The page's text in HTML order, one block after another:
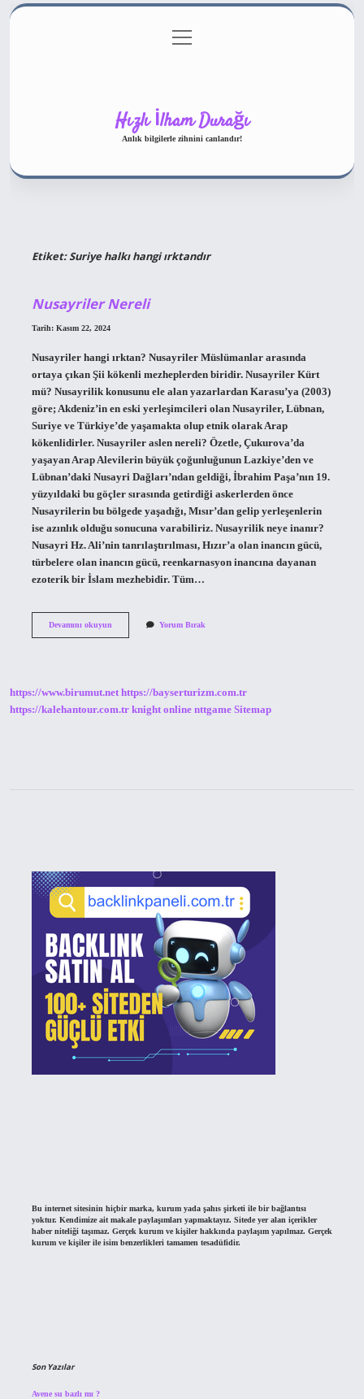
Gizlilik Politikası
menüyü
aç
Hızlı İlham Durağı
Anlık bilgilerle zihnini canlandır!
Etiket:Suriye halkı hangi ırktandır
Nusayriler Nereli
Tarih: Kasım 22, 2024
Nusayriler hangi ırktan? Nusayriler Müslümanlar arasında
ortaya çıkan Şii kökenli mezheplerden biridir. Nusayriler Kürt
mü? Nusayrilik konusunu ele alan yazarlardan Karasu’ya (2003)
göre; Akdeniz’in en eski yerleşimcileri olan Nusayriler, Lübnan,
Suriye ve Türkiye’de yaşamakta olup etnik olarak Arap
kökenlidirler. Nusayriler aslen nereli? Özetle, Çukurova’da
yaşayan Arap Alevilerin büyük çoğunluğunun Lazkiye’den ve
Lübnan’daki Nusayri Dağları’ndan geldiği, İbrahim Paşa’nın 19.
yüzyıldaki bu göçler sırasında getirdiği askerlerden önce
Nusayrilerin bu bölgede yaşadığı, Mısır’dan gelip yerleşenlerin
ise azınlık olduğu sonucuna varabiliriz. Nusayrilik neye inanır?
Nusayri Hz. Ali’nin tanrılaştırılması, Hızır’a olan inancın gücü,
türbelere olan inancın gücü, reenkarnasyon inancına dayanan
ezoterik bir İslam mezhebidir. Tüm…
Devamını okuyunNusayriler
Yorum Bırak
https://www.birumut.net https://bayserturizm.com.tr
https://kalehantour.com.tr knight online nttgame Sitemap
Bu internet sitesinin hiçbir marka, kurum yada şahıs şirketi ile bir bağlantısı
yoktur. Kendimize ait makale paylaşımları yapmaktayız. Sitede yer alan içerikler
haber niteliği taşımaz. Gerçek kurum ve kişiler hakkında paylaşım yapılmaz. Gerçek
kurum ve kişiler ile isim benzerlikleri tamamen tesadüfidir.
Son Yazılar
Avene su bazlı mı ?